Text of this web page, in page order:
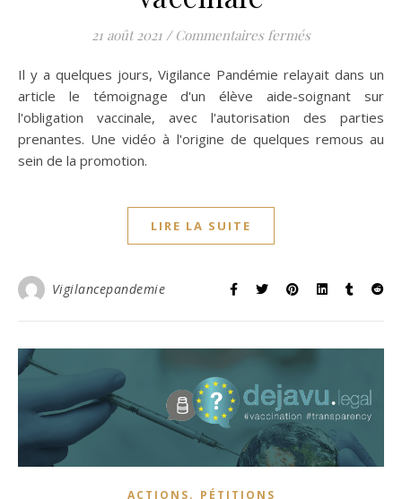
21 août 2021 / Commentaires ferméssur Ecarté
Il y a quelques jours, Vigilance Pandémie relayait dans un
article le témoignage d'un élève aide-soignant sur
l'obligation vaccinale, avec l'autorisation des parties
prenantes. Une vidéo à l'origine de quelques remous au
sein de la promotion.
LIRE LA SUITE
Vigilancepandemie
ACTIONS, PÉTITIONS